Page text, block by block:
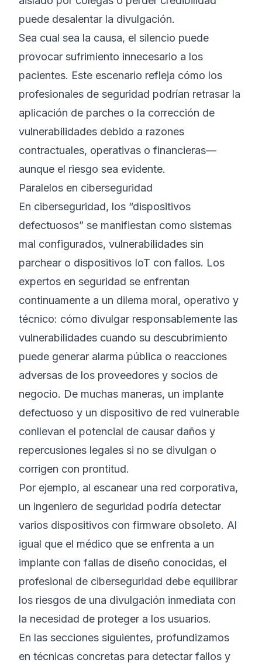
puede desalentar la divulgación.
Sea cual sea la causa, el silencio puede
provocar sufrimiento innecesario a los
pacientes. Este escenario refleja cómo los
profesionales de seguridad podrían retrasar la
aplicación de parches o la corrección de
vulnerabilidades debido a razones
contractuales, operativas o financieras—
aunque el riesgo sea evidente.
Paralelos en ciberseguridad
En ciberseguridad, los “dispositivos
defectuosos” se manifiestan como sistemas
mal configurados, vulnerabilidades sin
parchear o dispositivos IoT con fallos. Los
expertos en seguridad se enfrentan
continuamente a un dilema moral, operativo y
técnico: cómo divulgar responsablemente las
vulnerabilidades cuando su descubrimiento
puede generar alarma pública o reacciones
adversas de los proveedores y socios de
negocio. De muchas maneras, un implante
defectuoso y un dispositivo de red vulnerable
conllevan el potencial de causar daños y
repercusiones legales si no se divulgan o
corrigen con prontitud.
Por ejemplo, al escanear una red corporativa,
un ingeniero de seguridad podría detectar
varios dispositivos con firmware obsoleto. Al
igual que el médico que se enfrenta a un
implante con fallas de diseño conocidas, el
profesional de ciberseguridad debe equilibrar
los riesgos de una divulgación inmediata con
la necesidad de proteger a los usuarios.
En las secciones siguientes, profundizamos
en técnicas concretas para detectar fallos y